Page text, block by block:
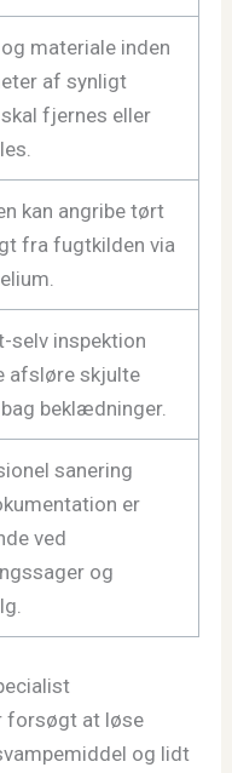
materiale inden
af synligt
fjernes eller
kan angribe tørt
fra fugtkilden via
selv inspektion
afsløre skjulte
beklædninger.
sanering
er
ved
og
forsøgt at løse
og lidt